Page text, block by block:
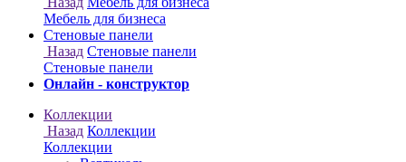
Онлайн - конструктор